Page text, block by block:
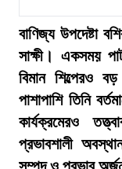
বাণিজ্য উপদেষ্টা
সাক্ষী। একসময়
বিমান শিল্পেরও
পাশাপাশি তিনি
কার্যক্রমেরও
প্রভাবশালী